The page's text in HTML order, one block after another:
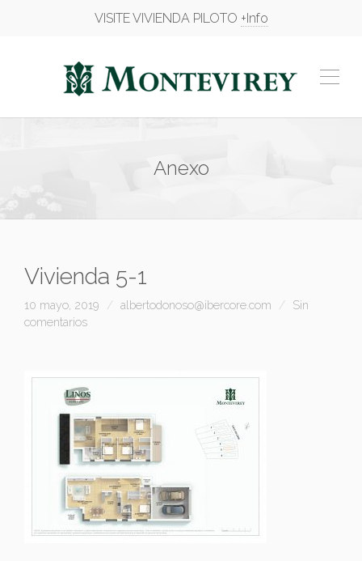
VISITE VIVIENDA PILOTO +Info
Anexo
Vivienda 5-1
10 mayo, 2019 albertodonoso@ibercore.com
Sin
comentarios